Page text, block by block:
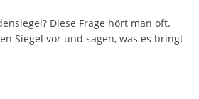
Diese Frage hört man oft.
Siegel vor und sagen, was es bringt